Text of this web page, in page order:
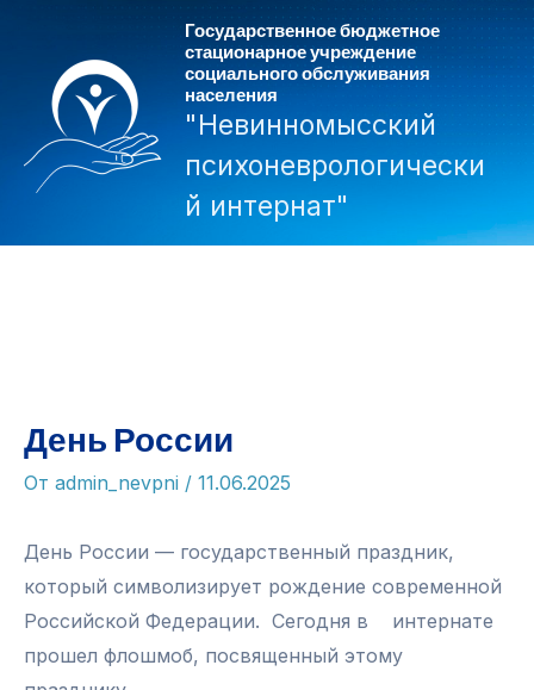
содержимому
Государственное бюджетное
стационарное учреждение
социального обслуживания
населения
"Невинномысский
психоневрологически
й интернат"
День России
От admin_nevpni / 11.06.2025
День России — государственный праздник,
который символизирует рождение современной
Российской Федерации. Сегодня в интернате
прошел флошмоб, посвященный этому